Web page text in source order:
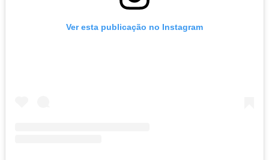
Ver esta publicação no Instagram